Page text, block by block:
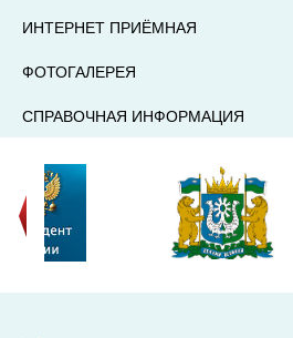
ИНТЕРНЕТ ПРИЁМНАЯ
ФОТОГАЛЕРЕЯ
СПРАВОЧНАЯ ИНФОРМАЦИЯ